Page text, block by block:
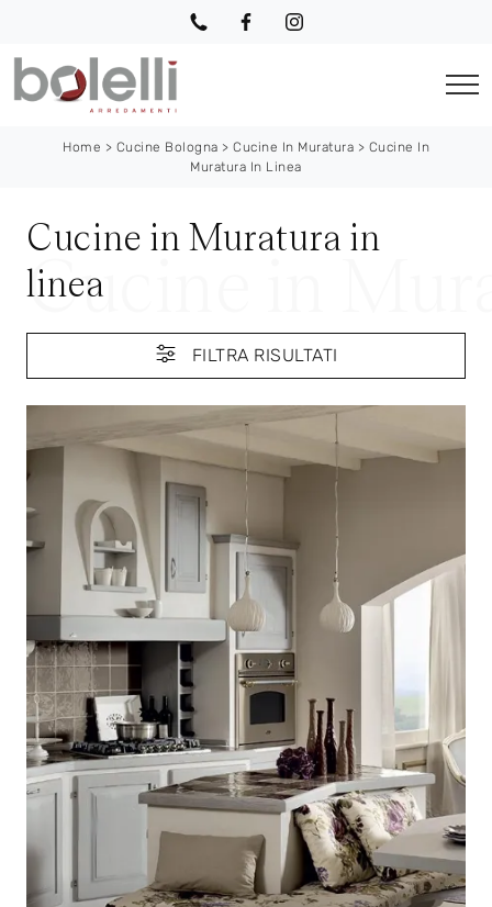
Home > Cucine Bologna > Cucine In Muratura > Cucine In
Muratura In Linea
Cucine in Muratura in
linea
FILTRA RISULTATI